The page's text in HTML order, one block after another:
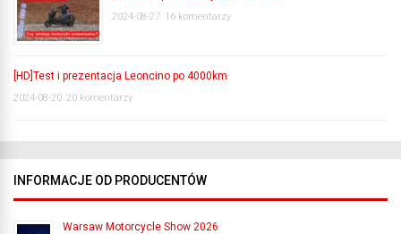
2024-08-27 16 komentarzy
[HD]Test i prezentacja Leoncino po 4000km
2024-08-20 20 komentarzy
INFORMACJE OD PRODUCENTÓW
Warsaw Motorcycle Show 2026